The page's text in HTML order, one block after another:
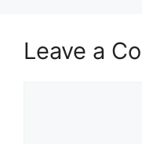
Leave a